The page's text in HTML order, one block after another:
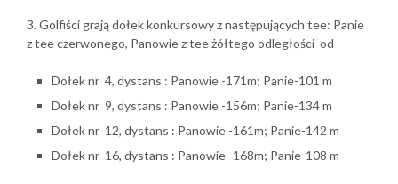
3. Golfiści grają dołek konkursowy z następujących tee: Panie
z tee czerwonego, Panowie z tee żółtego odległości od
Dołek nr 4, dystans : Panowie -171m; Panie-101 m
Dołek nr 9, dystans : Panowie -156m; Panie-134 m
Dołek nr 12, dystans : Panowie -161m; Panie-142 m
Dołek nr 16, dystans : Panowie -168m; Panie-108 m